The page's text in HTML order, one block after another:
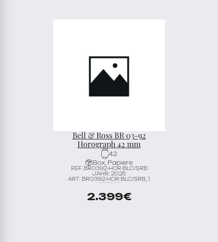
Bell & Ross BR 03-92
Horograph 42 mm
42
Box, Papiere
REF. BR0392-HOR-BLC/SRB
JAHR: 2025
ART. BR0392-HOR-BLC/SRB_1
2.399€